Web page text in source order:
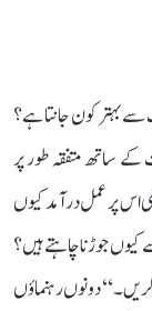
سے بہتر کون جانتا ہے؟
مکمل حمایت کے ساتھ متفقہ طور پر
اس پر عمل درآمد کیوں
جوڑنا چاہتے ہیں؟
کے قانون کو لاگو کریں۔‘‘ دونوں رہنماؤں